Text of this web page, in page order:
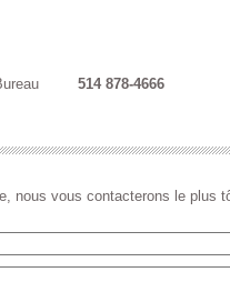
514 878-4666
nous vous contacterons le plus